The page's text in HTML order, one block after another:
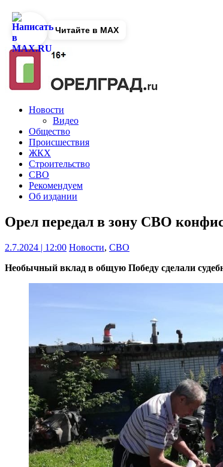
Новости
Видео
Общество
Происшествия
ЖКХ
Строительство
СВО
Рекомендуем
Об издании
Орел передал в зону СВО
2.7.2024 | 12:00 Новости, СВО
Необычный вклад в общую Победу сделали
Читайте в MAX